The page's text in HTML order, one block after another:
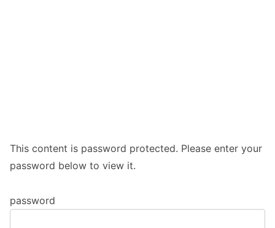
This content is password protected. Please enter your
password below to view it.
password